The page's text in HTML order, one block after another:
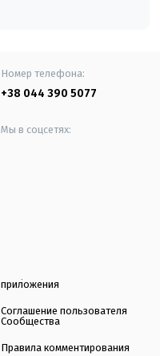
Номер телефона:
+38 044 390 5077
Мы в соцсетях:
приложения
Соглашение пользователя
Сообщества
Правила комментирования